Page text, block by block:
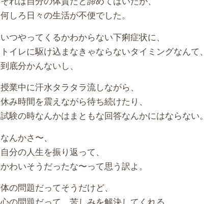
何しろ日々の生活が不便でした。
いつやってくるかわからない下痢症状に、
トイレに駆け込まなきゃならないタイミングなんて、
到底分かんないし、
授業中に汗水タラタラ流しながら、
休み時間を震えながら待ち続けたり、
試験の時なんかはまともな回答なんかにはならない。
なんかさ〜、
自分の人生を振り返って、
かわいそうだったな〜って思う訳よ。
体の問題だってそうだけど、
心の問題だって、苦しみを解決してくれる